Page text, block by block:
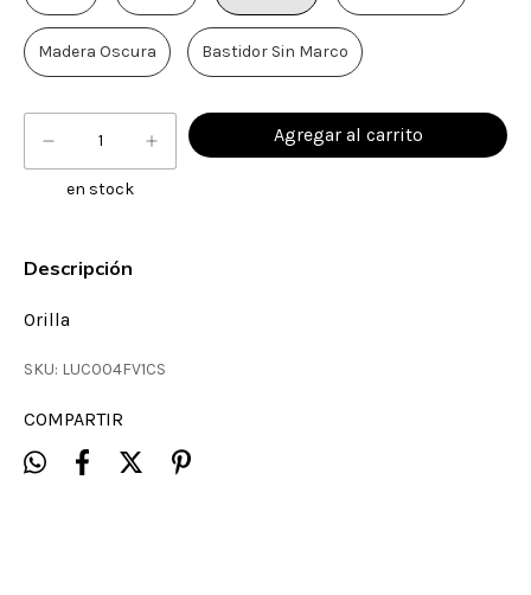
Madera Oscura Bastidor Sin Marco
en stock
Descripción
Orilla
SKU: LUC004FV1CS
COMPARTIR